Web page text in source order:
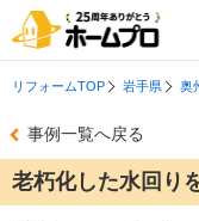
リフォームTOP 岩手県 奥
事例一覧へ戻る
老朽化した水回り